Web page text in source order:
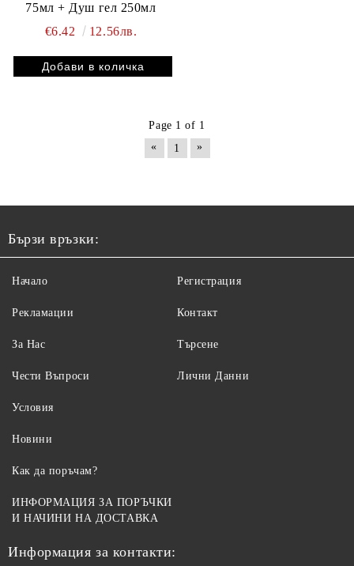
75мл + Душ гел 250мл
€6.42
12.56лв.
Page 1 of 1
«
1 »
Бързи връзки:
Начало
Рекламации
За Нас
Чести Въпроси
Регистрация
Контакт
Търсене
Лични Данни
Условия
Новини
Как да поръчам?
ИНФОРМАЦИЯ ЗА ПОРЪЧКИ
И НАЧИНИ НА ДОСТАВКА
Информация за контакти: